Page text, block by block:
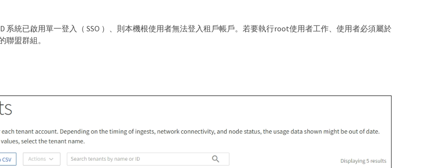
系統已啟用單一登入（ SSO ）、則本機根使用者無法登入租戶帳戶。若要執行root使用者工作、使用者必須屬於
聯盟群組。